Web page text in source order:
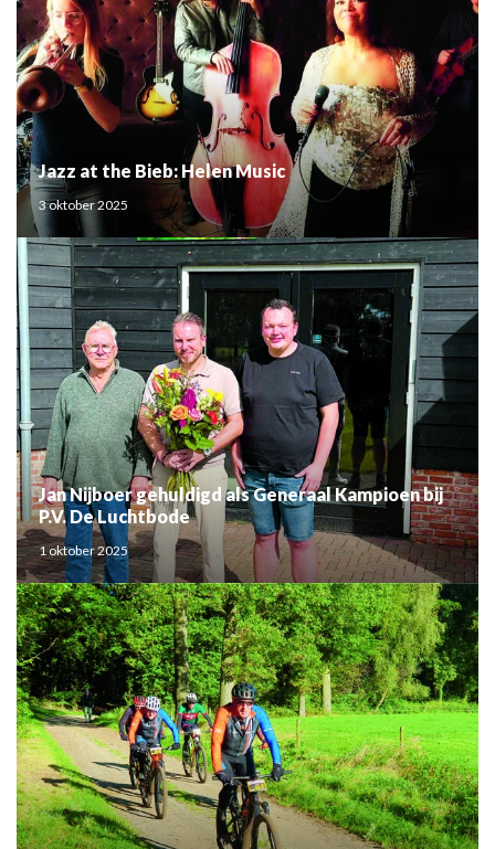
Jazz at the Bieb: Helen Music
3 oktober 2025
Jan Nijboer gehuldigd als Generaal Kampioen bij
P.V. De Luchtbode
1 oktober 2025